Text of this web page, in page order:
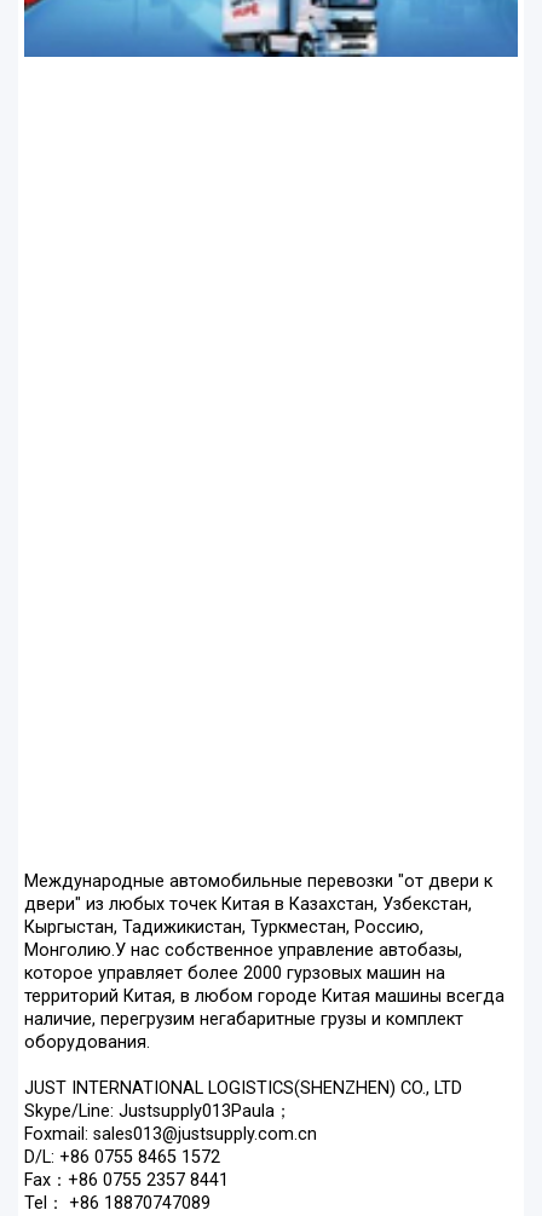
Международные автомобильные перевозки "от двери к
двери" из любых точек Китая в Казахстан, Узбекстан,
Кыргыстан, Тадижикистан, Туркместан, Россию,
Монголию.У нас собственное управление автобазы,
которое управляет более 2000 гурзовых машин на
территорий Китая, в любом городе Китая машины всегда
наличие, перегрузим негабаритные грузы и комплект
оборудования.
JUST INTERNATIONAL LOGISTICS(SHENZHEN) CO., LTD
Skype/Line: Justsupply013Paula；
Foxmail: sales013@justsupply.com.cn
D/L: +86 0755 8465 1572
Fax：+86 0755 2357 8441
Tel： +86 18870747089